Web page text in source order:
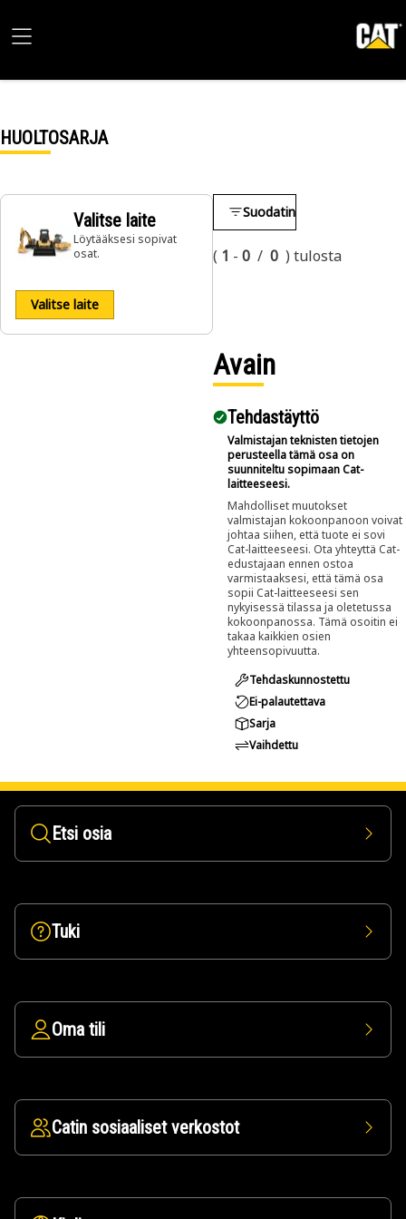
HUOLTOSARJA
Valitse laite
Löytääksesi sopivat
osat.
Valitse laite
Suodatin
( 1 - 0 / 0 ) tulosta
Avain
Tehdastäyttö
Valmistajan teknisten tietojen
perusteella tämä osa on
suunniteltu sopimaan Cat-
laitteeseesi.
Mahdolliset muutokset
valmistajan kokoonpanoon voivat
johtaa siihen, että tuote ei sovi
Cat-laitteeseesi. Ota yhteyttä Cat-
edustajaan ennen ostoa
varmistaaksesi, että tämä osa
sopii Cat-laitteeseesi sen
nykyisessä tilassa ja oletetussa
kokoonpanossa. Tämä osoitin ei
takaa kaikkien osien
yhteensopivuutta.
Tehdaskunnostettu
Ei-palautettava
Sarja
Vaihdettu
Etsi osia
Tuki
Oma tili
Catin sosiaaliset verkostot